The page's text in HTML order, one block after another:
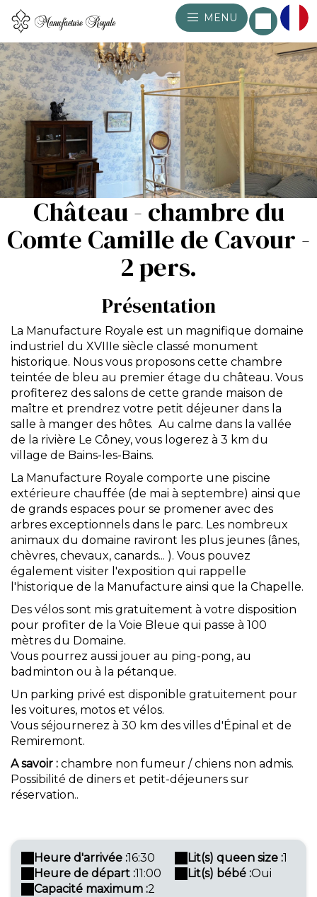
MENU
Château - chambre du
Comte Camille de Cavour -
2 pers.
Présentation
La Manufacture Royale est un magnifique domaine
industriel du XVIIIe siècle classé monument
historique. Nous vous proposons cette chambre
teintée de bleu au premier étage du château. Vous
profiterez des salons de cette grande maison de
maître et prendrez votre petit déjeuner dans la
salle à manger des hôtes. Au calme dans la vallée
de la rivière Le Côney, vous logerez à 3 km du
village de Bains-les-Bains.
La Manufacture Royale comporte une piscine
extérieure chauffée (de mai à septembre) ainsi que
de grands espaces pour se promener avec des
arbres exceptionnels dans le parc. Les nombreux
animaux du domaine raviront les plus jeunes (ânes,
chèvres, chevaux, canards... ). Vous pouvez
également visiter l'exposition qui rappelle
l'historique de la Manufacture ainsi que la Chapelle.
Des vélos sont mis gratuitement à votre disposition
pour profiter de la Voie Bleue qui passe à 100
mètres du Domaine.
Vous pourrez aussi jouer au ping-pong, au
badminton ou à la pétanque.
Un parking privé est disponible gratuitement pour
les voitures, motos et vélos.
Vous séjournerez à 30 km des villes d'Épinal et de
Remiremont.
A savoir : chambre non fumeur / chiens non admis.
Possibilité de diners et petit-déjeuners sur
réservation..
Heure d'arrivée :16:30
Heure de départ :11:00
Capacité maximum :2
Lit(s) queen size :1
Lit(s) bébé :Oui